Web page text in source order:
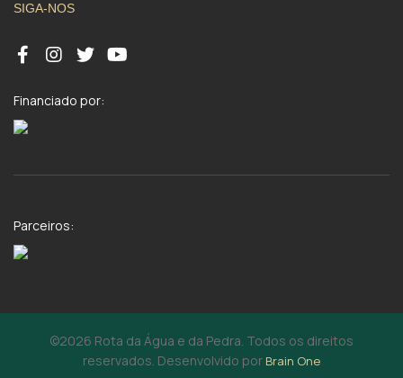
SIGA-NOS
Financiado por:
Parceiros:
©2026 Rota da Água e da Pedra. Todos os direitos
reservados. Desenvolvido por Brain One